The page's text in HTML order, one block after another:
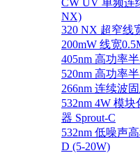
CW UV 单频连
NX)
320 NX 超窄线
200mW 线宽
405nm 高功率
520nm 高功率
266nm 连续波
532nm 4W 模
器 Sprout-C
532nm 低噪声
D (5-20W)